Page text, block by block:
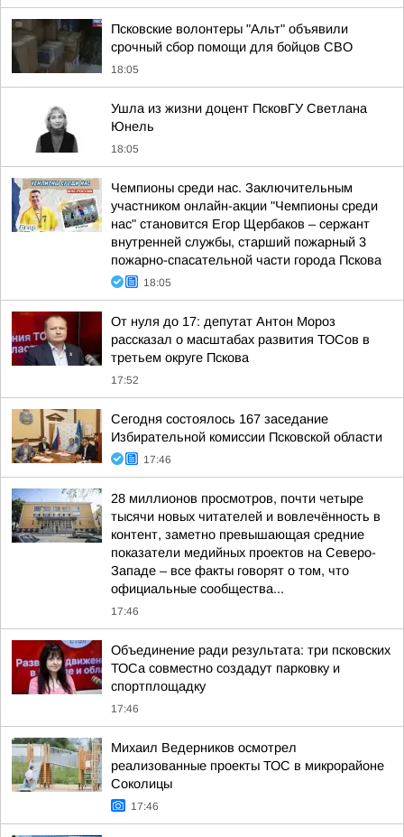
Псковские волонтеры "Альт" объявили
срочный сбор помощи для бойцов СВО
18:05
Ушла из жизни доцент ПсковГУ Светлана
Юнель
18:05
Чемпионы среди нас. Заключительным
участником онлайн-акции "Чемпионы среди
нас" становится Егор Щербаков – сержант
внутренней службы, старший пожарный 3
пожарно-спасательной части города Пскова
18:05
От нуля до 17: депутат Антон Мороз
рассказал о масштабах развития ТОСов в
третьем округе Пскова
17:52
Сегодня состоялось 167 заседание
Избирательной комиссии Псковской области
17:46
28 миллионов просмотров, почти четыре
тысячи новых читателей и вовлечённость в
контент, заметно превышающая средние
показатели медийных проектов на Северо-
Западе – все факты говорят о том, что
официальные сообщества...
17:46
Объединение ради результата: три псковских
ТОСа совместно создадут парковку и
спортплощадку
17:46
Михаил Ведерников осмотрел
реализованные проекты ТОС в микрорайоне
Соколицы
17:46